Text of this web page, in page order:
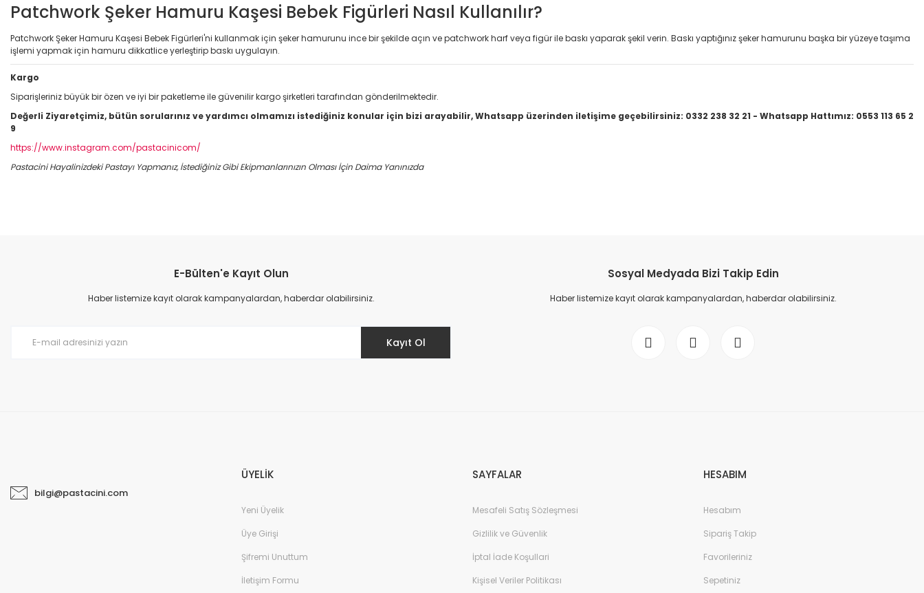
Patchwork Şeker Hamuru Kaşesi Bebek Figürleri Nasıl Kullanılır?
Patchwork Şeker Hamuru Kaşesi Bebek Figürleri'ni kullanmak için şeker hamurunu ince bir şekilde açın ve patchwork harf veya figür ile baskı yaparak şekil verin. Baskı yaptığınız şeker hamurunu başka bir yüzeye taşıma
işlemi yapmak için hamuru dikkatlice yerleştirip baskı uygulayın.
Kargo
Siparişleriniz büyük bir özen ve iyi bir paketleme ile güvenilir kargo şirketleri tarafından gönderilmektedir.
Değerli Ziyaretçimiz, bütün sorularınız ve yardımcı olmamızı istediğiniz konular için bizi arayabilir, Whatsapp üzerinden iletişime geçebilirsiniz: 0332 238 32 21 - Whatsapp Hattımız: 0553 113 65 2
9
https://www.instagram.com/pastacinicom/
Pastacini Hayalinizdeki Pastayı Yapmanız, İstediğiniz Gibi Ekipmanlarınızın Olması İçin Daima Yanınızda
Ürün resmi kalitesiz, bozuk veya görüntülenemiyor.
Ürün açıklamasında eksik bilgiler bulunuyor.
E-Bülten'e Kayıt Olun
Haber listemize kayıt olarak kampanyalardan, haberdar olabilirsiniz.
Kayıt Ol
Sosyal Medyada Bizi Takip Edin
Haber listemize kayıt olarak kampanyalardan, haberdar olabilirsiniz.
bilgi@pastacini.com
ÜYELİK
Yeni Üyelik
Üye Girişi
Şifremi Unuttum
İletişim Formu
SAYFALAR
Mesafeli Satış Sözleşmesi
Gizlilik ve Güvenlik
İptal İade Koşullari
Kişisel Veriler Politikası
HESABIM
Hesabım
Sipariş Takip
Favorileriniz
Sepetiniz